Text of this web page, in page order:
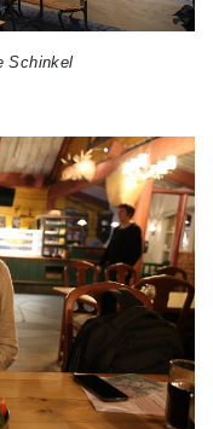
Schinkel